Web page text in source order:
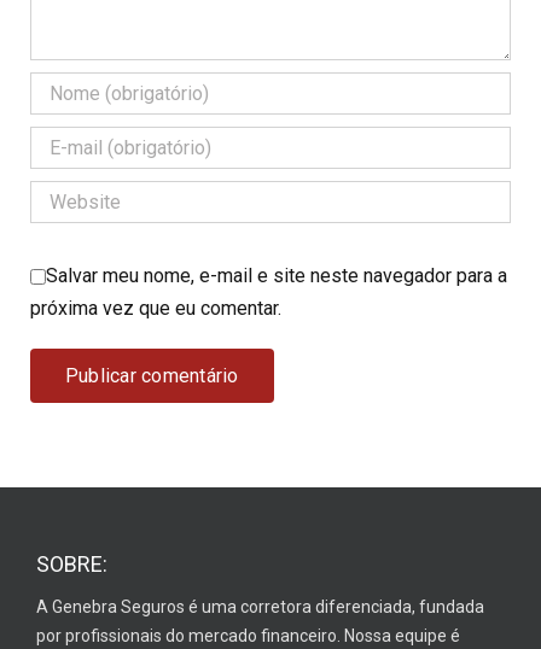
Salvar meu nome, e-mail e site neste navegador para a
próxima vez que eu comentar.
SOBRE:
A Genebra Seguros é uma corretora diferenciada, fundada
por profissionais do mercado financeiro. Nossa equipe é